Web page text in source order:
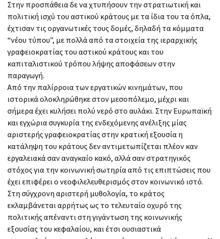
Στην προσπάθεια δε να χτυπήσουν την στρατιωτική και
πολιτική ισχύ του αστικού κράτους με τα ίδια του τα όπλα,
έχτισαν τις οργανωτικές τους δομές, δηλαδή τα κόμματα
“νέου τύπου”, με πολλά από τα στοιχεία της ιεραρχικής
γραφειοκρατίας του αστικού κράτους και του
καπιταλιστικού τρόπου λήψης αποφάσεων στην
παραγωγή.
Από την παλίρροια των εργατικών κινημάτων, που
ιστορικά ολοκληρώθηκε στον μεσοπόλεμο, μέχρι και
σήμερα έχει κυλήσει πολύ νερό στο αυλάκι. Στην Ευρωπαϊκή
και εγχώρια συγκυρία της ενδεχόμενης ανέλιξης μίας
αριστερής γραφειοκρατίας στην κρατική εξουσία η
κατάληψη του κράτους δεν αντιμετωπίζεται πλέον καν
εργαλειακά σαν αναγκαίο κακό, αλλά σαν στρατηγικός
στόχος για την κοινωνική σωτηρία από τις επιπτώσεις που
έχει επιφέρει ο νεοφιλελευθερισμός στον κοινωνικό ιστό.
Στη σύγχρονη αριστερή μυθολογία, το κράτος
εκλαμβάνεται αρρήτως ως το τελευταίο οχυρό της
πολιτικής απέναντι στη γιγάντωση της κοινωνικής
εξουσίας του κεφαλαίου, και έτσι ουσιαστικά